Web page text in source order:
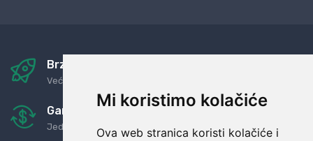
Mi koristimo kolačiće
Ova web stranica koristi kolačiće i
Brza i sigurna dostava
Već za nekoliko dana kod vas
Garancija u povrat novaca
Jednostavno pravilo: Roba za novac